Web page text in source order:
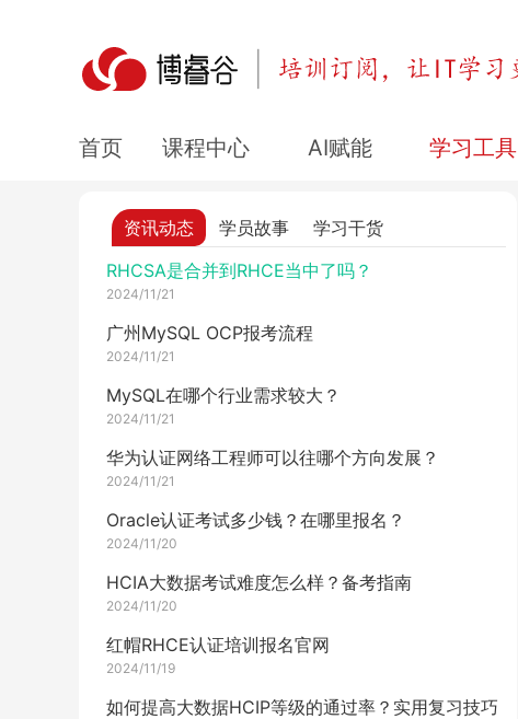
首页 课程中心 AI赋能 学习工具
资讯动态 学员故事 学习干货
2024/11/25
高收入岗位：顶级网络安全工程师
2024全新PMP指南_博睿带你了解PMP
数通HCIE认证难度怎么样？通过率怎么样？
2024/11/24
RHCSA是合并到RHCE当中了吗？
2024/11/21
广州MySQL OCP报考流程
2024/11/21
MySQL在哪个行业需求较大？
2024/11/21
华为认证网络工程师可以往哪个方向发展？
2024/11/21
Oracle认证考试多少钱？在哪里报名？
2024/11/20
HCIA大数据考试难度怎么样？备考指南
2024/11/20
红帽RHCE认证培训报名官网
2024/11/19
如何提高大数据HCIP等级的通过率？实用复习技巧